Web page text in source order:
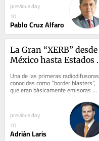
previous day
10
Pablo Cruz Alfaro
La Gran “XERB” desde
México hasta Estados
Una de las primeras radiodifusoras
conocidas como “border blasters”,
que eran básicamente emisoras
fronterizas muy potentes que
previous day
10
Adrián Laris